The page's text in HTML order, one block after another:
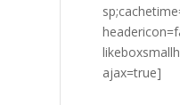
ajax=true]